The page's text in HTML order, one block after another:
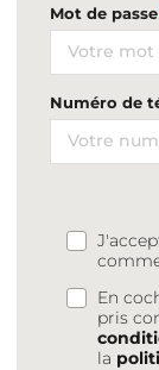
Mot de passe
Numéro de
En
pris
la